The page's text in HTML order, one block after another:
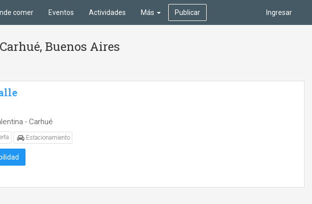
Ingresar
comer Eventos Actividades Más Publicar
Buenos Aires
- Carhué
Estacionamiento